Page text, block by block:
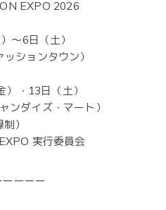
EXPO 2026
〜6日（土）
ションタウン）
・13日（土）
ンダイズ・マート）
）
実行委員会
ーーーー